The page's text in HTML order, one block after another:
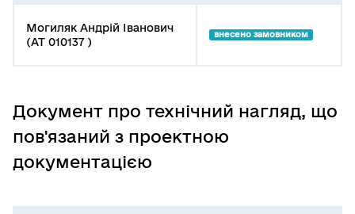
Могиляк Андрій Іванович
(АТ 010137 )
внесено замовником
Документ про технічний нагляд, що
пов'язаний з проектною
документацією